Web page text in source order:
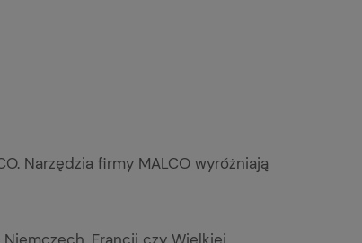
Narzędzia firmy MALCO wyróżniają
Francji czy Wielkiej